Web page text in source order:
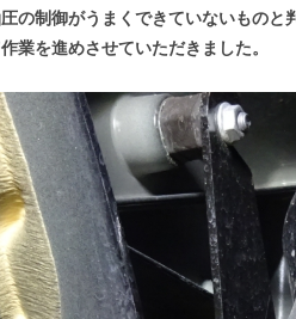
の制御がうまくできていないものと判
業を進めさせていただきました。